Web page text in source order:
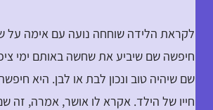
לקראת הלידה שוחחה נועה עם אימה על
חיפשה שם שיביע את שחשה באותם ימי
שם שיהיה טוב ונכון לבת או לבן. היא
חייו של הילד. אקרא לו אושר, אמרה, זה שם